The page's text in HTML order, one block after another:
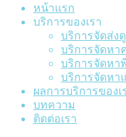
หน้าแรก
บริการของเรา
บริการจัดส่ง
บริการจัดหา
บริการจัดหา
บริการจัดหา
ผลการบริการของเ
บทความ
ติดต่อเรา